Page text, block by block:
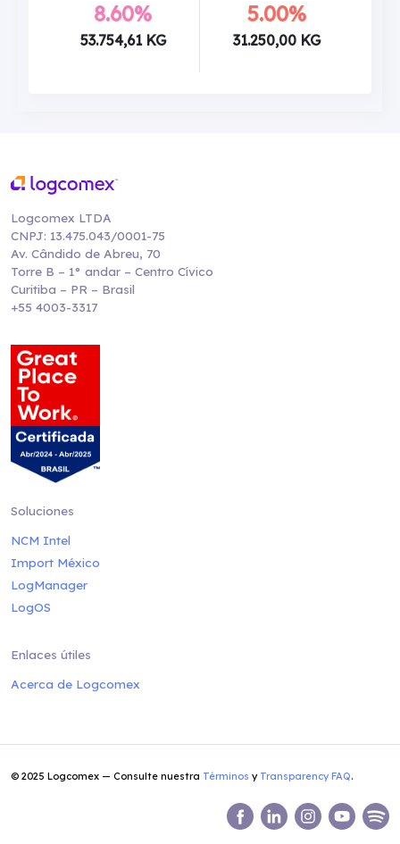
8.60%
53.754,61 KG
5.00%
31.250,00 KG
Logcomex LTDA
CNPJ: 13.475.043/0001-75
Av. Cândido de Abreu, 70
Torre B – 1° andar – Centro Cívico
Curitiba – PR – Brasil
+55 4003-3317
Soluciones
NCM Intel
Import México
LogManager
LogOS
Enlaces útiles
Acerca de Logcomex
© 2025 Logcomex — Consulte nuestra Términos y Transparency FAQ.